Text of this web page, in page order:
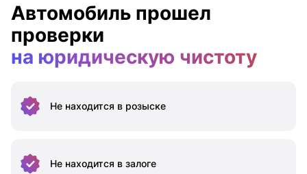
Автомобиль прошел
проверки
на юридическую чистоту
Не находится в розыске
Не находится в залоге